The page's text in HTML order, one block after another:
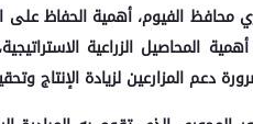
محافظ الفيوم، أهمية الحفاظ
المحاصيل الزراعية
دعم المزارعين لزيادة الإنتاج